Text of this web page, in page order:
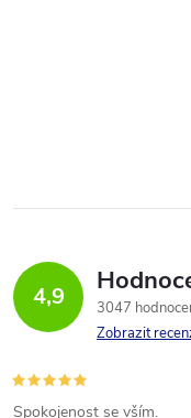
4,9
3047
Zobrazit
Spokojenost se vším.